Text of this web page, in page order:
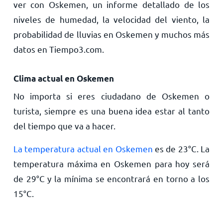
ver con Oskemen, un informe detallado de los
niveles de humedad, la velocidad del viento, la
probabilidad de lluvias en Oskemen y muchos más
datos en Tiempo3.com.
Clima actual en Oskemen
No importa si eres ciudadano de Oskemen o
turista, siempre es una buena idea estar al tanto
del tiempo que va a hacer.
La temperatura actual en Oskemen es de 23°C . La
temperatura máxima en Oskemen para hoy será
de 29°C y la mínima se encontrará en torno a los
15°C